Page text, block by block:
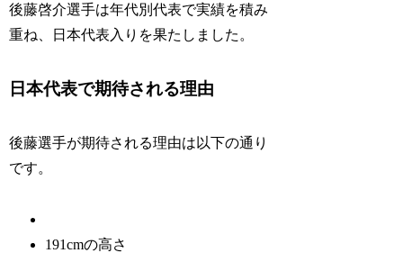
後藤啓介選手は年代別代表で実績を積み
重ね、日本代表入りを果たしました。
日本代表で期待される理由
後藤選手が期待される理由は以下の通り
です。
191cmの高さ